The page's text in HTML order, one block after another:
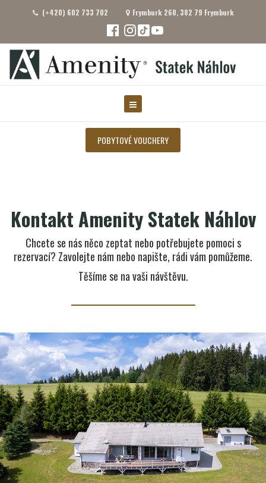
(+420) 602 733 702 Frymburk 260, 382 79 Frymburk
POBYTOVÉ VOUCHERY
Kontakt Amenity Statek Náhlov
Chcete se nás něco zeptat nebo potřebujete pomoci s
rezervací? Zavolejte nám nebo napište, rádi vám pomůžeme.
Těšíme se na vaši návštěvu.